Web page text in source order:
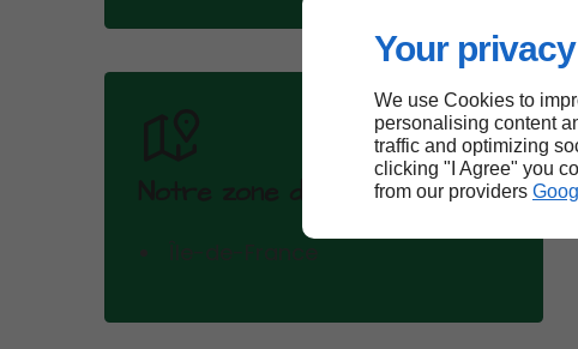
Your
We use Cookies to
personalising content
traffic and optimizing
clicking "I Agree" you
from our providers
Notre zone d'intervention